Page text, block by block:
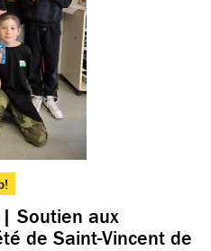
| Soutien aux
de Saint-Vincent de